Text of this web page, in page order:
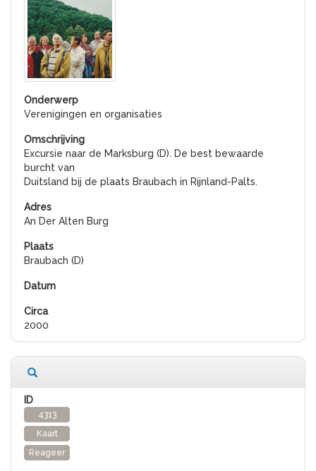
Verenigingen en organisaties
Excursie naar de Marksburg (D). De best bewaarde
burcht van
Duitsland bij de plaats Braubach in Rijnland-Palts.
An Der Alten Burg
Braubach (D)
2000
4313
Kaart
Reageer